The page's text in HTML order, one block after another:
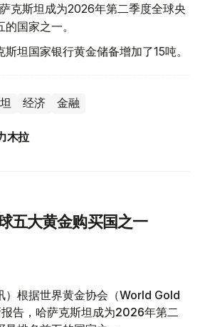
克斯坦成为2026年第二季度全球央
国家之一。
坦国家银行黄金储备增加了15吨。
经济 金融
木拉
五大黄金购买国之一
）根据世界黄金协会（World Gold
告，哈萨克斯坦成为2026年第二